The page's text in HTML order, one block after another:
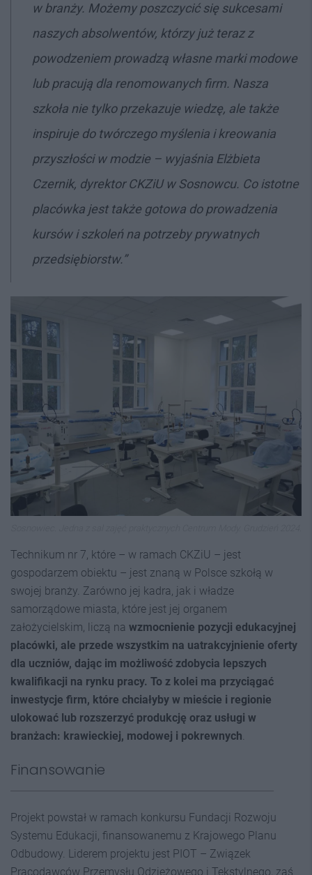
w branży. Możemy poszczycić się sukcesami
naszych absolwentów, którzy już teraz z
powodzeniem prowadzą własne marki modowe
lub pracują dla renomowanych firm. Nasza
szkoła nie tylko przekazuje wiedzę, ale także
inspiruje do twórczego myślenia i kreowania
przyszłości w modzie – wyjaśnia Elżbieta
Czernik, dyrektor CKZiU w Sosnowcu. Co istotne
placówka jest także gotowa do prowadzenia
kursów i szkoleń na potrzeby prywatnych
przedsiębiorstw.”
Technikum nr 7, które – w ramach CKZiU – jest
gospodarzem obiektu – jest znaną w Polsce szkołą w
swojej branży. Zarówno jej kadra, jak i władze
samorządowe miasta, które jest jej organem
założycielskim, liczą na wzmocnienie pozycji edukacyjnej
placówki, ale przede wszystkim na uatrakcyjnienie oferty
dla uczniów, dając im możliwość zdobycia lepszych
kwalifikacji na rynku pracy. To z kolei ma przyciągać
inwestycje firm, które chciałyby w mieście i regionie
ulokować lub rozszerzyć produkcję oraz usługi w
branżach: krawieckiej, modowej i pokrewnych.
Finansowanie
Projekt powstał w ramach konkursu Fundacji Rozwoju
Systemu Edukacji, finansowanemu z Krajowego Planu
Odbudowy. Liderem projektu jest PIOT – Związek
Pracodawców Przemysłu Odzieżowego i Tekstylnego, zaś